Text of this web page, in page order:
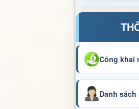
Công khai
Danh